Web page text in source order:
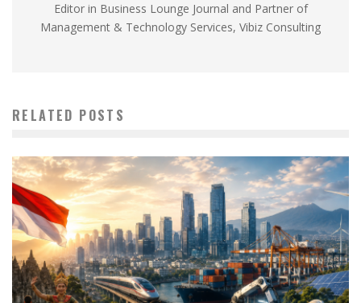
Editor in Business Lounge Journal and Partner of
Management & Technology Services, Vibiz Consulting
RELATED POSTS